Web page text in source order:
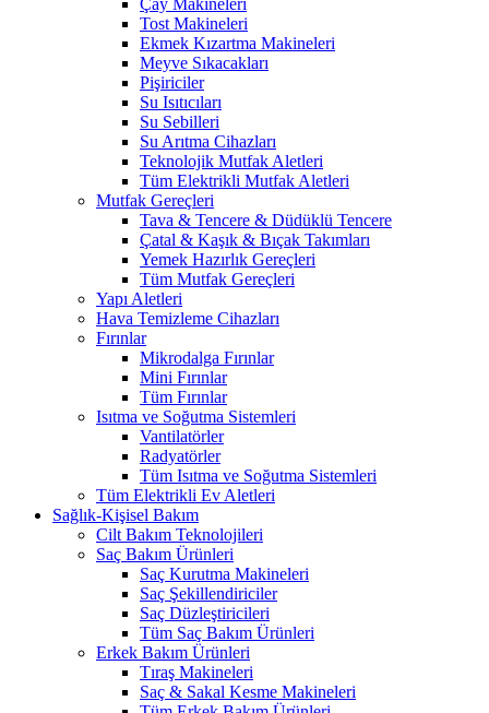
Çay Makineleri
Tost Makineleri
Ekmek Kızartma Makineleri
Meyve Sıkacakları
Pişiriciler
Su Isıtıcıları
Su Sebilleri
Su Arıtma Cihazları
Teknolojik Mutfak Aletleri
Tüm Elektrikli Mutfak Aletleri
Mutfak Gereçleri
Tava & Tencere & Düdüklü Tencere
Çatal & Kaşık & Bıçak Takımları
Yemek Hazırlık Gereçleri
Tüm Mutfak Gereçleri
Yapı Aletleri
Hava Temizleme Cihazları
Fırınlar
Mikrodalga Fırınlar
Mini Fırınlar
Tüm Fırınlar
Isıtma ve Soğutma Sistemleri
Vantilatörler
Radyatörler
Tüm Isıtma ve Soğutma Sistemleri
Tüm Elektrikli Ev Aletleri
Sağlık-Kişisel Bakım
Cilt Bakım Teknolojileri
Saç Bakım Ürünleri
Saç Kurutma Makineleri
Saç Şekillendiriciler
Saç Düzleştiricileri
Tüm Saç Bakım Ürünleri
Erkek Bakım Ürünleri
Tıraş Makineleri
Saç & Sakal Kesme Makineleri